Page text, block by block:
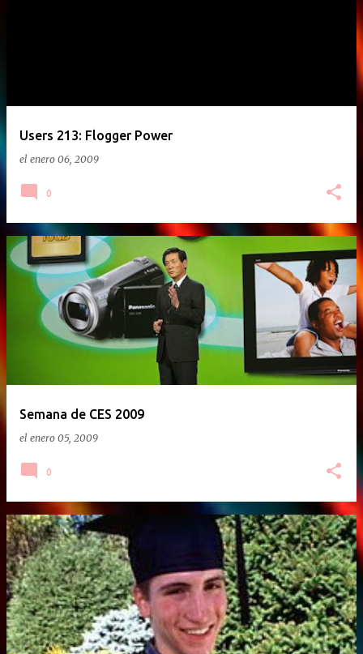
Users 213: Flogger Power
el enero 06, 2009
0
Semana de CES 2009
el enero 05, 2009
0